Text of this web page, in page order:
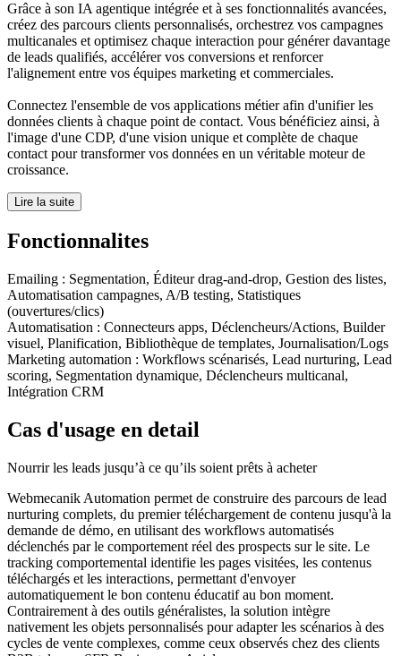
Grâce à son IA agentique intégrée et à ses fonctionnalités avancées,
créez des parcours clients personnalisés, orchestrez vos campagnes
multicanales et optimisez chaque interaction pour générer davantage
de leads qualifiés, accélérer vos conversions et renforcer
l'alignement entre vos équipes marketing et commerciales.
Connectez l'ensemble de vos applications métier afin d'unifier les
données clients à chaque point de contact. Vous bénéficiez ainsi, à
l'image d'une CDP, d'une vision unique et complète de chaque
contact pour transformer vos données en un véritable moteur de
croissance.
Lire la suite
Fonctionnalites
Emailing : Segmentation, Éditeur drag-and-drop, Gestion des listes,
Automatisation campagnes, A/B testing, Statistiques
(ouvertures/clics)
Automatisation : Connecteurs apps, Déclencheurs/Actions, Builder
visuel, Planification, Bibliothèque de templates, Journalisation/Logs
Marketing automation : Workflows scénarisés, Lead nurturing, Lead
scoring, Segmentation dynamique, Déclencheurs multicanal,
Intégration CRM
Cas d'usage en detail
Nourrir les leads jusqu’à ce qu’ils soient prêts à acheter
Webmecanik Automation permet de construire des parcours de lead
nurturing complets, du premier téléchargement de contenu jusqu'à la
demande de démo, en utilisant des workflows automatisés
déclenchés par le comportement réel des prospects sur le site. Le
tracking comportemental identifie les pages visitées, les contenus
téléchargés et les interactions, permettant d'envoyer
automatiquement le bon contenu éducatif au bon moment.
Contrairement à des outils généralistes, la solution intègre
nativement les objets personnalisés pour adapter les scénarios à des
cycles de vente complexes, comme ceux observés chez des clients